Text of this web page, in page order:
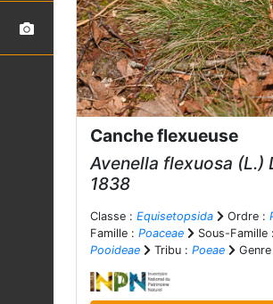
Canche flexueuse
Avenella flexuosa (L.)
1838
Classe : Equisetopsida Ordre :
Famille : Poaceae
Sous-Famille :
Pooideae
Tribu : Poeae